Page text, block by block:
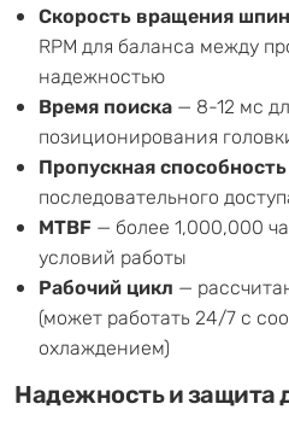
Скорость вращения
RPM для баланса между
надежностью
Время поиска — 8-12 мс
позиционирования
Пропускная способность
последовательного
MTBF — более 1,000,000
условий работы
Рабочий цикл —
(может работать 24/7 с
охлаждением)
Надежность и защита